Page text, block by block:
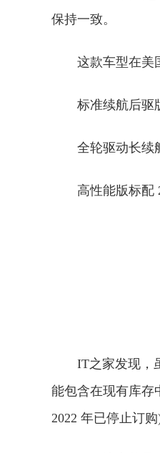
保持一致。
这款车型在美
标准续航后驱
全轮驱动长续
高性能版标配
IT之家发现，
能包含在现有库存
2022 年已停止订购)